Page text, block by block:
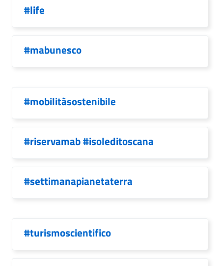
#life
#mabunesco
#mobilitàsostenibile
#riservamab #isoleditoscana
#settimanapianetaterra
#turismoscientifico